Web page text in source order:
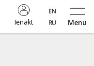
Menu
Ienākt